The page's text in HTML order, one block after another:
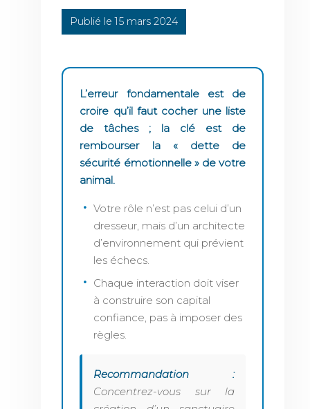
Publié le 15 mars 2024
L’erreur fondamentale est de
croire qu’il faut cocher une liste
de tâches ; la clé est de
rembourser la « dette de
sécurité émotionnelle » de votre
animal.
Votre rôle n’est pas celui d’un
dresseur, mais d’un architecte
d’environnement qui prévient
les échecs.
Chaque interaction doit viser
à construire son capital
confiance, pas à imposer des
règles.
Recommandation :
Concentrez-vous sur la